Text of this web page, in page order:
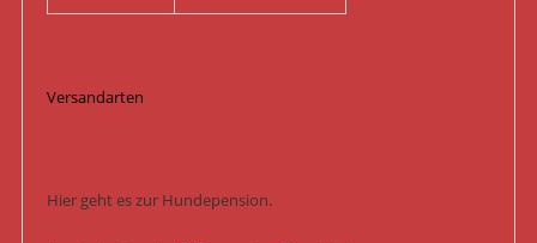
Versandarten
Hier geht es zur Hundepension.